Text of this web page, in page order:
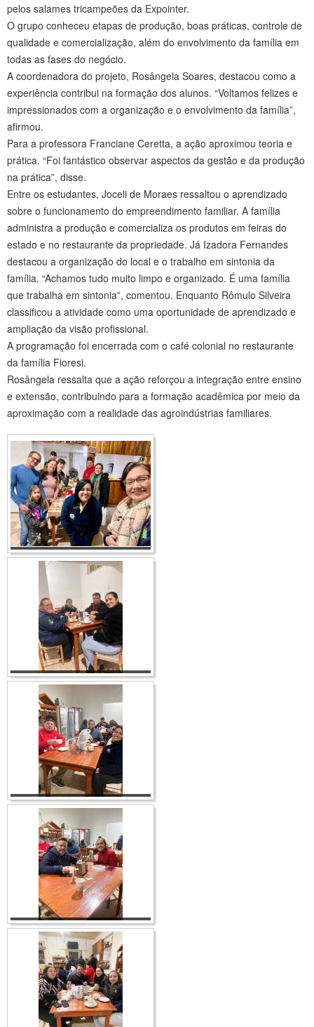
pelos salames tricampeões da Expointer.
O grupo conheceu etapas de produção, boas práticas, controle de
qualidade e comercialização, além do envolvimento da família em
todas as fases do negócio.
A coordenadora do projeto, Rosângela Soares, destacou como a
experiência contribui na formação dos alunos. “Voltamos felizes e
impressionados com a organização e o envolvimento da família”,
afirmou.
Para a professora Franciane Ceretta, a ação aproximou teoria e
prática. “Foi fantástico observar aspectos da gestão e da produção
na prática”, disse.
Entre os estudantes, Joceli de Moraes ressaltou o aprendizado
sobre o funcionamento do empreendimento familiar. A família
administra a produção e comercializa os produtos em feiras do
estado e no restaurante da propriedade. Já Izadora Fernandes
destacou a organização do local e o trabalho em sintonia da
família. “Achamos tudo muito limpo e organizado. É uma família
que trabalha em sintonia”, comentou. Enquanto Rômulo Silveira
classificou a atividade como uma oportunidade de aprendizado e
ampliação da visão profissional.
A programação foi encerrada com o café colonial no restaurante
da família Fioresi.
Rosângela ressalta que a ação reforçou a integração entre ensino
e extensão, contribuindo para a formação acadêmica por meio da
aproximação com a realidade das agroindústrias familiares.